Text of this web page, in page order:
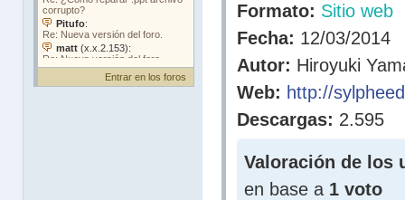
Entrar en los foros
Formato: Sitio web
Fecha: 12/03/2014
Autor: Hiroyuki
Web: http://
Descargas: 2.595
Valoración de los
en base a 1 voto